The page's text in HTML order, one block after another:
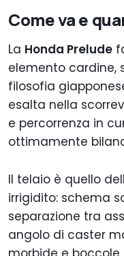
Come va e
La Honda Prelude
elemento cardine,
filosofia
esalta nella
e percorrenza in
ottimamente
Il telaio è quello
irrigidito: schema
separazione tra
angolo di caster